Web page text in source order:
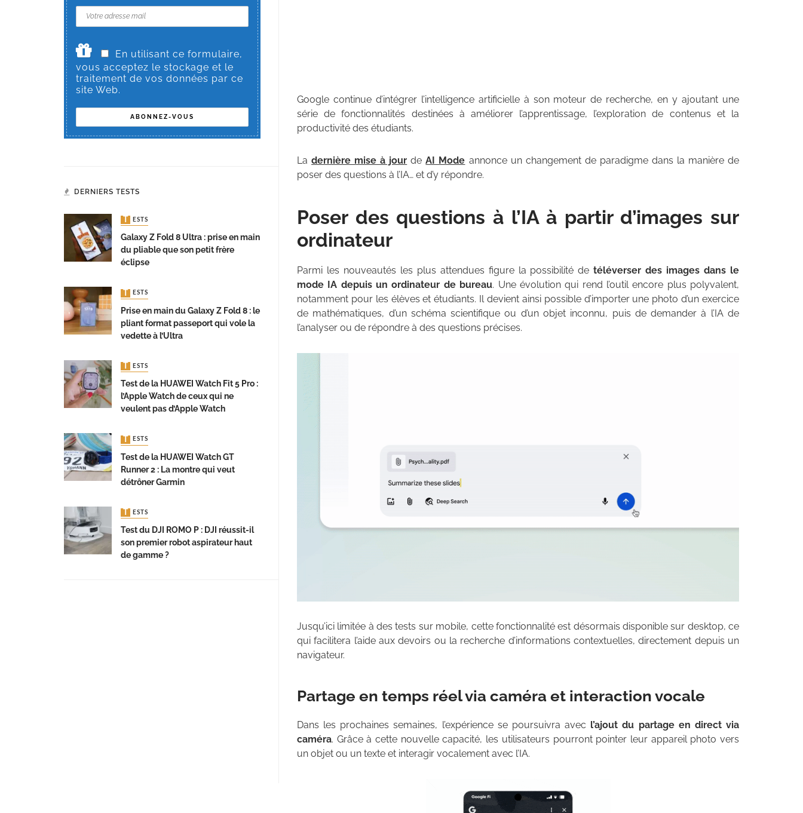
Google continue d’intégrer l’intelligence artificielle à son moteur de recherche, en y ajoutant une
série de fonctionnalités destinées à améliorer l’apprentissage, l’exploration de contenus et la
productivité des étudiants.
Ladernière mise à jour deAI Mode annonce un changement de paradigme dans la manière de
poser des questions à l’IA… et d’y répondre.
Poser des questions à l’IA à partir d’images sur
ordinateur
Parmi les nouveautés les plus attendues figure la possibilité detéléverser des images dans le
mode IA depuis un ordinateur de bureau. Une évolution qui rend l’outil encore plus polyvalent,
notamment pour les élèves et étudiants. Il devient ainsi possible d’importer une photo d’un exercice
de mathématiques, d’un schéma scientifique ou d’un objet inconnu, puis de demander à l’IA de
l’analyser ou de répondre à des questions précises.
Jusqu’ici limitée à des tests sur mobile, cette fonctionnalité est désormais disponible sur desktop, ce
qui facilitera l’aide aux devoirs ou la recherche d’informations contextuelles, directement depuis un
navigateur.
Partage en temps réel via caméra et interaction vocale
Dans les prochaines semaines, l’expérience se poursuivra avec l’ajout du partage en direct via
caméra. Grâce à cette nouvelle capacité, les utilisateurs pourront pointer leur appareil photo vers
un objet ou un texte et interagir vocalement avec l’IA.
En utilisant ce formulaire,
vous acceptez le stockage et le
traitement de vos données par ce
site Web.
DERNIERS TESTS
TESTS
Galaxy Z Fold 8 Ultra : prise en main
du pliable que son petit frère
éclipse
TESTS
Prise en main du Galaxy Z Fold 8 : le
pliant format passeport qui vole la
vedette à l’Ultra
TESTS
Test de la HUAWEI Watch Fit 5 Pro :
l’Apple Watch de ceux qui ne
veulent pas d’Apple Watch
TESTS
Test de la HUAWEI Watch GT
Runner 2 : La montre qui veut
détrôner Garmin
TESTS
Test du DJI ROMO P : DJI réussit-il
son premier robot aspirateur haut
de gamme ?